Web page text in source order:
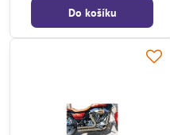
Do košíku